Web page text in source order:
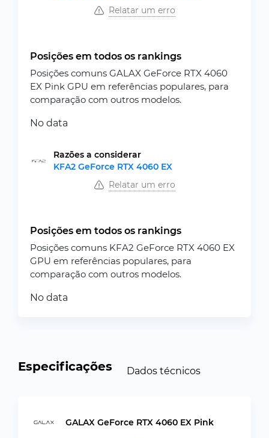
Relatar um erro
Posições em todos os rankings
Posições comuns GALAX GeForce RTX 4060
EX Pink GPU em referências populares, para
comparação com outros modelos.
No data
Razões a considerar
KFA2 GeForce RTX 4060 EX
Relatar um erro
Posições em todos os rankings
Posições comuns KFA2 GeForce RTX 4060 EX
GPU em referências populares, para
comparação com outros modelos.
No data
Especificações Dados técnicos
GALAX GeForce RTX 4060 EX Pink